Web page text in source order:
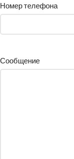
Номер телефона
Сообщение